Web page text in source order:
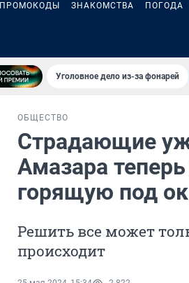
ПРОМОКОДЫ ЗНАКОМСТВА ПОГОДА
Уголовное дело из-за фонарей
ОБЩЕСТВО
Страдающие
Амазара
горящую под
Решить все может
происходит